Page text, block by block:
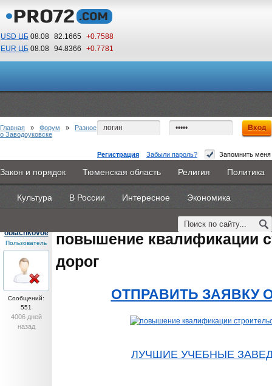
USD ЦБ 08.08 82.1665 +0.7588
EUR ЦБ 08.08 94.8366 +0.7781
08 20
По Гринвичу (GMT +5)
Регистрация Забыли пароль? Запомнить меня
Главная Новости Объявления КНИГИ ВестиNet
Каталоги 9PS Прочее
Закон и порядок Тюменская область Религия Политика
Культура В России Интересное Экономика
Главная » Форум » Разное
о Заводоуковске
повышение квалификации строительство
дорог
oblachkovoe
Пользователь
Сообщений:
551
4006 дней
назад
повышение квалификации
дорог
ОТПРАВИТЬ ЗАЯВКУ
ЛУЧШИЕ УЧЕБНЫЕ